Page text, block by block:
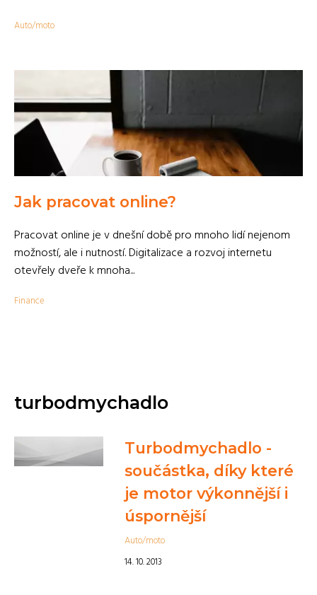
Auto/moto
Jak pracovat online?
Pracovat online je v dnešní době pro mnoho lidí nejenom
možností, ale i nutností. Digitalizace a rozvoj internetu
otevřely dveře k mnoha...
Finance
turbodmychadlo
Turbodmychadlo -
součástka, díky které
je motor výkonnější i
úspornější
Auto/moto
14. 10. 2013